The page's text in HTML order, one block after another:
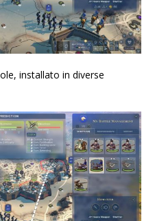
installato in diverse